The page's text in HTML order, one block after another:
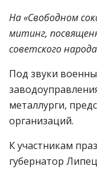
На «Свободном
митинг,
советского
Под звуки
металлурги,
организаций.
К участникам
губернатор